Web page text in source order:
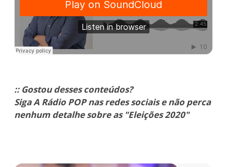
:: Gostou desses conteúdos?
Siga A Rádio POP nas redes sociais e não perca
nenhum detalhe sobre as "Eleições 2020"